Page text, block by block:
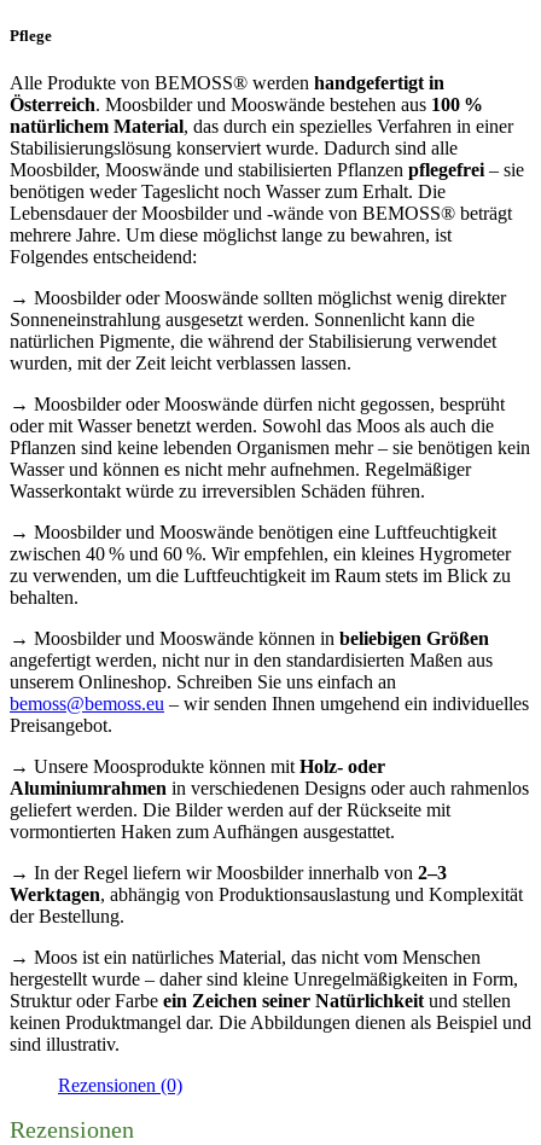
Pflege
Alle Produkte von BEMOSS® werden handgefertigt in
Österreich. Moosbilder und Mooswände bestehen aus 100 %
natürlichem Material, das durch ein spezielles Verfahren in einer
Stabilisierungslösung konserviert wurde. Dadurch sind alle
Moosbilder, Mooswände und stabilisierten Pflanzen pflegefrei – sie
benötigen weder Tageslicht noch Wasser zum Erhalt. Die
Lebensdauer der Moosbilder und -wände von BEMOSS® beträgt
mehrere Jahre. Um diese möglichst lange zu bewahren, ist
Folgendes entscheidend:
→ Moosbilder oder Mooswände sollten möglichst wenig direkter
Sonneneinstrahlung ausgesetzt werden. Sonnenlicht kann die
natürlichen Pigmente, die während der Stabilisierung verwendet
wurden, mit der Zeit leicht verblassen lassen.
→ Moosbilder oder Mooswände dürfen nicht gegossen, besprüht
oder mit Wasser benetzt werden. Sowohl das Moos als auch die
Pflanzen sind keine lebenden Organismen mehr – sie benötigen kein
Wasser und können es nicht mehr aufnehmen. Regelmäßiger
Wasserkontakt würde zu irreversiblen Schäden führen.
→ Moosbilder und Mooswände benötigen eine Luftfeuchtigkeit
zwischen 40 % und 60 %. Wir empfehlen, ein kleines Hygrometer
zu verwenden, um die Luftfeuchtigkeit im Raum stets im Blick zu
behalten.
→ Moosbilder und Mooswände können in beliebigen Größen
angefertigt werden, nicht nur in den standardisierten Maßen aus
unserem Onlineshop. Schreiben Sie uns einfach an
bemoss@bemoss.eu – wir senden Ihnen umgehend ein individuelles
Preisangebot.
→ Unsere Moosprodukte können mit Holz- oder
Aluminiumrahmen in verschiedenen Designs oder auch rahmenlos
geliefert werden. Die Bilder werden auf der Rückseite mit
vormontierten Haken zum Aufhängen ausgestattet.
→ In der Regel liefern wir Moosbilder innerhalb von 2–3
Werktagen, abhängig von Produktionsauslastung und Komplexität
der Bestellung.
→ Moos ist ein natürliches Material, das nicht vom Menschen
hergestellt wurde – daher sind kleine Unregelmäßigkeiten in Form,
Struktur oder Farbe ein Zeichen seiner Natürlichkeit und stellen
keinen Produktmangel dar. Die Abbildungen dienen als Beispiel und
sind illustrativ.
Rezensionen (0)
Rezensionen